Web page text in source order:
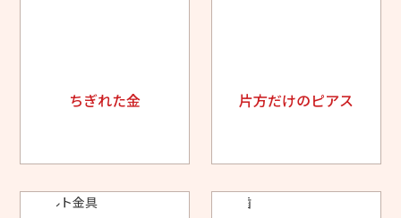
ちぎれた金 片方だけのピアス